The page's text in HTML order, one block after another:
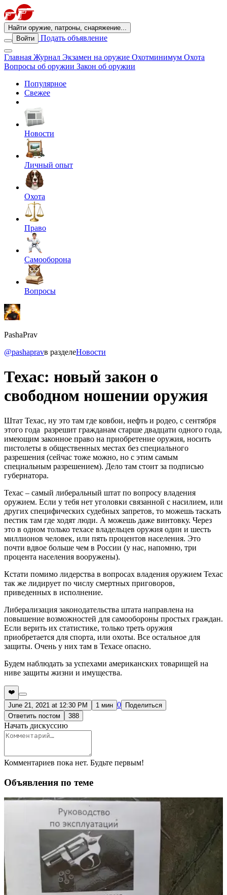
Найти оружие, патроны, снаряжение...
Войти
Подать объявление
Главная Журнал Экзамен на оружие Охотминимум Охота
Вопросы об оружии Закон об оружии
Популярное
Свежее
Новости
Личный опыт
Охота
Право
Самооборона
Вопросы
PashaPrav
@pashapravв разделеНовости
Техас: новый закон о
свободном ношении оружия
Штат Техас, ну это там где ковбои, нефть и родео, с сентября
этого года разрешит гражданам старше двадцати одного года,
имеющим законное право на приобретение оружия, носить
пистолеты в общественных местах без специального
разрешения (сейчас тоже можно, но с этим самым
специальным разрешением). Дело там стоит за подписью
губернатора.
Техас – самый либеральный штат по вопросу владения
оружием. Если у тебя нет уголовки связанной с насилием, или
других специфических судебных запретов, то можешь таскать
пестик там где ходят люди. А можешь даже винтовку. Через
это в одном только техасе владельцев оружия один и шесть
миллионов человек, или пять процентов населения. Это
почти вдвое больше чем в России (у нас, напомню, три
процента населения вооружены).
Кстати помимо лидерства в вопросах владения оружием Техас
так же лидирует по числу смертных приговоров,
приведенных в исполнение.
Либерализация законодательства штата направлена на
повышение возможностей для самообороны простых граждан.
Если верить их статистике, только треть оружия
приобретается для спорта, или охоты. Все остальное для
защиты. Очень у них там в Техасе опасно.
Будем наблюдать за успехами американских товарищей на
ниве защиты жизни и имущества.
❤️
June 21, 2021 at 12:30 PM
1 мин 0
Поделиться
Ответить постом
388
Начать дискуссию
Комментариев пока нет. Будьте первым!
Объявления по теме